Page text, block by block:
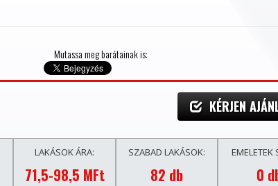
Mutassa meg barátainak is:
KÉRJEN
LAKÁSOK ÁRA:
71,5-98,5 MFt
SZABAD LAKÁSOK:
82 db
EMELETEK
0